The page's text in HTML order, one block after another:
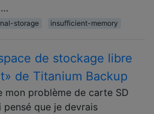
storage insufficient-memory
de stockage libre
de Titanium Backup
mon problème de carte SD
pensé que je devrais